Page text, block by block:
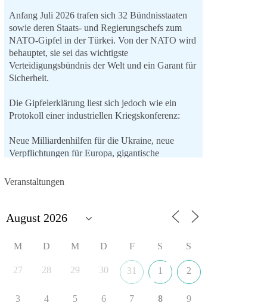
Anfang Juli 2026 trafen sich 32 Bündnisstaaten
sowie deren Staats- und Regierungschefs zum
NATO-Gipfel in der Türkei. Von der NATO wird
behauptet, sie sei das wichtigste
Verteidigungsbündnis der Welt und ein Garant für
Sicherheit.
Die Gipfelerklärung liest sich jedoch wie ein
Protokoll einer industriellen Kriegskonferenz:
Neue Milliardenhilfen für die Ukraine, neue
Verpflichtungen für Europa, gigantische
Verteidigungsindustrie, Modernisierung der
Forderung, der Iran dürfe keine Kernwaffe
friedensorientierte Politik?
Veranstaltungen
M D M D F S S
27 28 29 30 31 1 2
3 4 5 6 7 8 9